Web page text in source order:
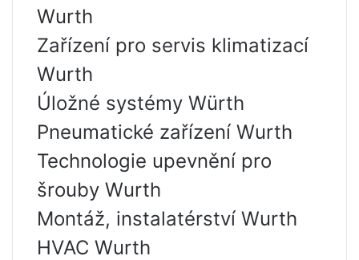
Wurth
Zařízení pro servis klimatizací
Wurth
Úložné systémy Würth
Pneumatické zařízení Wurth
Technologie upevnění pro
šrouby Wurth
Montáž, instalatérství Wurth
HVAC Wurth